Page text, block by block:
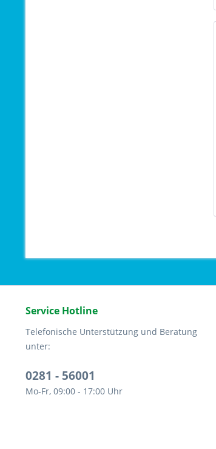
Service Hotline
Telefonische Unterstützung und Beratung
unter:
0281 - 56001
Mo-Fr, 09:00 - 17:00 Uhr